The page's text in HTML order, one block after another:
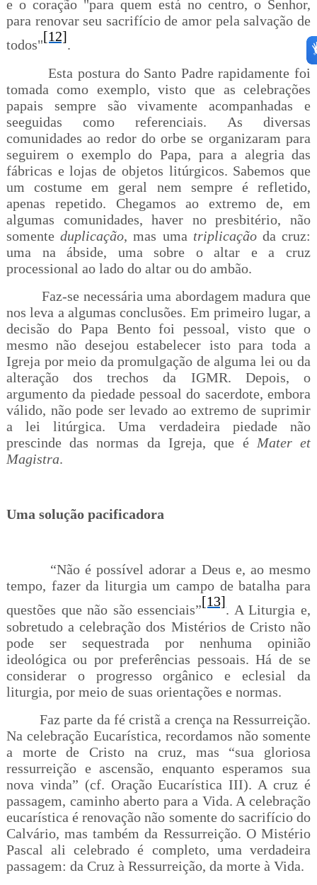
e o coração "para quem está no centro, o Senhor,
para renovar seu sacrifício de amor pela salvação de
todos"
[12]
.
Esta postura do Santo Padre rapidamente foi
tomada como exemplo, visto que as celebrações
papais sempre são vivamente acompanhadas e
seeguidas como referenciais. As diversas
comunidades ao redor do orbe se organizaram para
seguirem o exemplo do Papa, para a alegria das
fábricas e lojas de objetos litúrgicos. Sabemos que
um costume em geral nem sempre é refletido,
apenas repetido. Chegamos ao extremo de, em
algumas comunidades, haver no presbitério, não
somenteduplicação, mas uma triplicaçãoda cruz:
uma na ábside, uma sobre o altar e a cruz
processional ao lado do altar ou do ambão.
Faz-se necessária uma abordagem madura que
nos leva a algumas conclusões. Em primeiro lugar, a
decisão do Papa Bento foi pessoal, visto que o
mesmo não desejou estabelecer isto para toda a
Igreja por meio da promulgação de alguma lei ou da
alteração dos trechos da IGMR. Depois, o
argumento da piedade pessoal do sacerdote, embora
válido, não pode ser levado ao extremo de suprimir
a lei litúrgica. Uma verdadeira piedade não
prescinde das normas da Igreja, que é Mater et
Magistra.
Uma solução pacificadora
“Não é possível adorar a Deus e, ao mesmo
tempo, fazer da liturgia um campo de batalha para
questões que não são essenciais”
[13]
. A Liturgia e,
sobretudo a celebração dos Mistérios de Cristo não
pode ser sequestrada por nenhuma opinião
ideológica ou por preferências pessoais. Há de se
considerar o progresso orgânico e eclesial da
liturgia, por meio de suas orientações e normas.
Faz parte da fé cristã a crença na Ressurreição.
Na celebração Eucarística, recordamos não somente
a morte de Cristo na cruz, mas “sua gloriosa
ressurreição e ascensão, enquanto esperamos sua
nova vinda” (cf. Oração Eucarística III). A cruz é
passagem, caminho aberto para a Vida. A celebração
eucarística é renovação não somente do sacrifício do
Calvário, mas também da Ressurreição. O Mistério
Pascal ali celebrado é completo, uma verdadeira
passagem: da Cruz à Ressurreição, da morte à Vida.